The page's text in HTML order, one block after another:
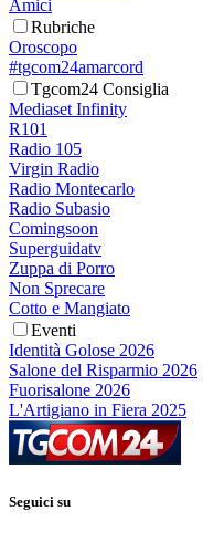
Amici
Rubriche
Oroscopo
#tgcom24amarcord
Tgcom24 Consiglia
Mediaset Infinity
R101
Radio 105
Virgin Radio
Radio Montecarlo
Radio Subasio
Comingsoon
Superguidatv
Zuppa di Porro
Non Sprecare
Cotto e Mangiato
Eventi
Identità Golose 2026
Salone del Risparmio 2026
Fuorisalone 2026
L'Artigiano in Fiera 2025
Seguici su